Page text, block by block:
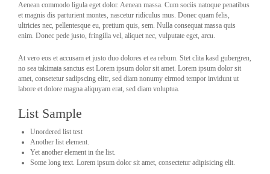
Aenean commodo ligula eget dolor. Aenean massa. Cum sociis natoque penatibus
et magnis dis parturient montes, nascetur ridiculus mus. Donec quam felis,
ultricies nec, pellentesque eu, pretium quis, sem. Nulla consequat massa quis
enim. Donec pede justo, fringilla vel, aliquet nec, vulputate eget, arcu.
At vero eos et accusam et justo duo dolores et ea rebum. Stet clita kasd gubergren,
no sea takimata sanctus est Lorem ipsum dolor sit amet. Lorem ipsum dolor sit
amet, consetetur sadipscing elitr, sed diam nonumy eirmod tempor invidunt ut
labore et dolore magna aliquyam erat, sed diam voluptua.
List Sample
Unordered list test
Another list element.
Yet another element in the list.
Some long text. Lorem ipsum dolor sit amet, consectetur adipisicing elit.